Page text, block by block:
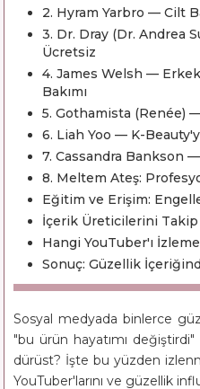
2. Hyram Yarbro — Cilt
3. Dr. Dray (Dr. Andrea
Ücretsiz
4. James Welsh —
Bakımı
5. Gothamista (Renée)
6. Liah Yoo — K-
7. Cassandra Bankson
8. Meltem Ateş:
Eğitim ve Erişim:
İçerik Üreticilerini
Hangi YouTuber'ı
Sonuç: Güzellik
Sosyal medyada binlerce
"bu ürün hayatımı
dürüst? İşte bu yüzden
YouTuber'larını ve güzellik